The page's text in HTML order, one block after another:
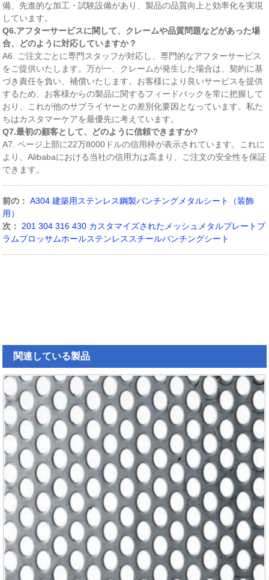
備、先進的な加工・試験設備があり、製品の品質向上と効率化を実現
しています。
Q6.アフターサービスに関して、クレームや品質問題などがあった場
合、どのように対応していますか？
A6. ご注文ごとに専門スタッフが対応し、専門的なアフターサービス
をご提供いたします。万が一、クレームが発生した場合は、契約に基
づき責任を負い、補償いたします。お客様により良いサービスを提供
するため、お客様からの製品に関するフィードバックを常に把握して
おり、これが他のサプライヤーとの差別化要因となっています。私た
ちはカスタマーケアを最優先に考えています。
Q7.最初の顧客として、どのように信頼できますか?
A7. ページ上部に22万8000ドルの信用枠が表示されています。これに
より、Alibabaにおける当社の信用力は高まり、ご注文の安全性を保証
できます。
前の： A304 建築用ステンレス鋼製パンチングメタルシート（装飾
用）
次：
201 304 316 430 カスタマイズされたメッシュメタルプレートプ
ラムブロッサムホールステンレススチールパンチングシート
関連している製品